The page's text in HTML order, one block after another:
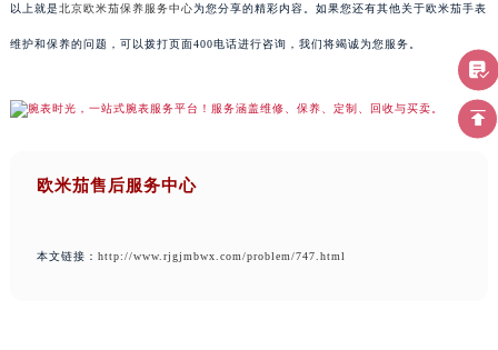
以上就是北京欧米茄保养服务中心为您分享的精彩内容。如果您还有其他关于欧米茄手表
维护和保养的问题，可以拨打页面400电话进行咨询，我们将竭诚为您服务。
欧米茄售后服务中心
本文链接： http://www.rjgjmbwx.com/problem/747.html